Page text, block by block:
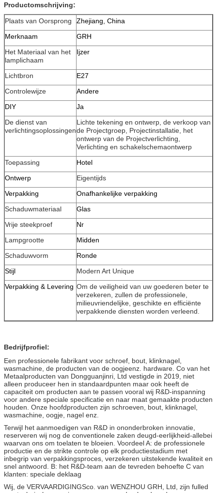
Productomschrijving:
Plaats van Oorsprong
Zhejiang, China
Merknaam
GRH
Het Materiaal van het
lamplichaam
Ijzer
Lichtbron
E27
Controlewijze
Andere
DIY
Ja
De dienst van
verlichtingsoplossingen
Lichte tekening en ontwerp, de verkoop van
de Projectgroep, Projectinstallatie, het
ontwerp van de Projectverlichting,
Verlichting en schakelschemaontwerp
Toepassing
Hotel
Ontwerp
Eigentijds
Verpakking
Onafhankelijke verpakking
Schaduwmateriaal
Glas
Vrije steekproef
Nr
Lampgrootte
Midden
Schaduwvorm
Ronde
Stijl
Modern Art Unique
Verpakking & Levering Om de veiligheid van uw goederen beter te
verzekeren, zullen de professionele,
milieuvriendelijke, geschikte en efficiënte
verpakkende diensten worden verleend.
Bedrijfprofiel:
Een professionele fabrikant voor schroef, bout, klinknagel,
wasmachine, de producten van de oogjeenz. hardware. Co van het
Metaalproducten van Dongguanjinri, Ltd vestigde in 2019, niet
alleen produceer hen in standaardpunten maar ook heeft de
capaciteit om producten aan te passen vooral wij R&D-inspanning
voor andere speciale specificatie en naar maat gemaakte producten
houden. Onze hoofdproducten zijn schroeven, bout, klinknagel,
wasmachine, oogje, nagel enz.
Terwijl het aanmoedigen van R&D in ononderbroken innovatie,
reserveren wij nog de conventionele zaken deugd-eerlijkheid-allebei
waarvan ons om toelaten te bloeien. Voordeel A: de professionele
productie en de strikte controle op elk productiestadium met
inbegrip van verpakkingsproces, verzekeren uitstekende kwaliteit en
snel antwoord. B: het R&D-team aan de tevreden behoefte C van
klanten: speciale deklaag
Wij, de VERVAARDIGINGSco. van WENZHOU GRH, Ltd, zijn fulled